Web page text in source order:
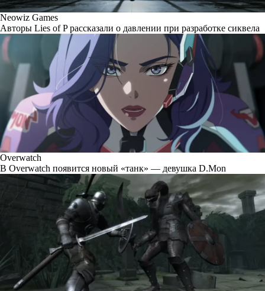
Neowiz Games
Авторы Lies of P рассказали о давлении при разработке сиквела
Overwatch
В Overwatch появится новый «танк» — девушка D.Mon